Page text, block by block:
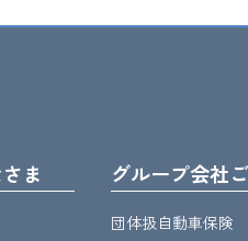
ま グループ会社
団体扱自動車保険